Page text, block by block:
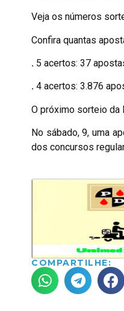
Veja os números
Confira quantas
. 5 acertos: 37
. 4 acertos: 3.876
O próximo sorteio da
No sábado, 9, uma
dos concursos
COMPARTILHE: